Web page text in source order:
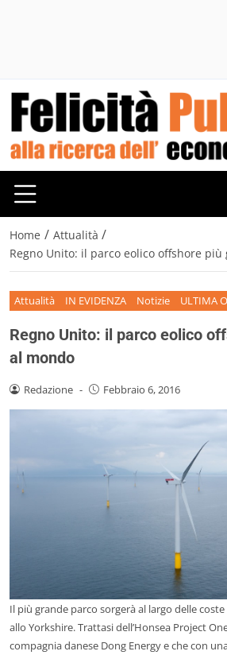
Home / Attualità /
Regno Unito: il parco eolico offshore
Attualità IN EVIDENZA Notizie ULTIMA
Regno Unito: il parco eolico
al mondo
Redazione - Febbraio 6, 2016
Il più grande parco sorgerà al largo delle
allo Yorkshire. Trattasi dell’Honsea Project
compagnia danese Dong Energy e che con